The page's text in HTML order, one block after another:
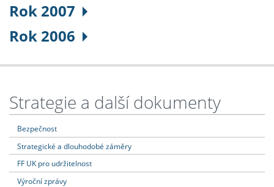
Rok 2007
Rok 2006
Strategie a další dokumenty
Bezpečnost
Strategické a dlouhodobé záměry
FF UK pro udržitelnost
Výroční zprávy